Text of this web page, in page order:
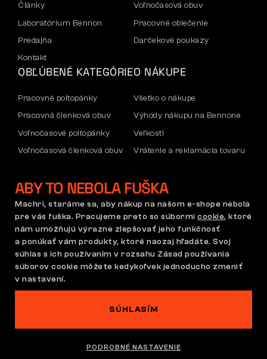
Články
Laboratórium Bennon
Predajňa
Kontakt
Voľnočasová obuv
Pracovné oblečenie
Darčekové poukazy
OBĽÚBENÉ KATEGÓRIE
Pracovné poltopánky
Pracovná členková obuv
Voľnočasové poltopánky
Voľnočasová členková obuv
Mikiny
O NÁKUPE
Všetko o nákupe
Výhody nákupu na Bennone
Veľkosti
Vrátenie a reklamácia tovaru
Firemný účet
Reklamácia a záruka
Obchodné podmienky
Reklamačný poriadok
Nastavenie súborov cookie
GDPR
ABY TO NEBOLA FUŠKA
Machri, staráme sa, aby nákup na našom e-shope nebola
pre vás fuška. Pracujeme preto so súbormi cookie, ktoré
nám umožňujú výrazne zlepšovať jeho funkčnosť
a ponúkať vám produkty, ktoré naozaj hľadáte. Svoj
súhlas s ich používaním v rozsahu Zásad používania
súborov cookie môžete kedykoľvek jednoducho zmeniť
v nastavení.
SÚHLASÍM
PODROBNÉ NASTAVENIE